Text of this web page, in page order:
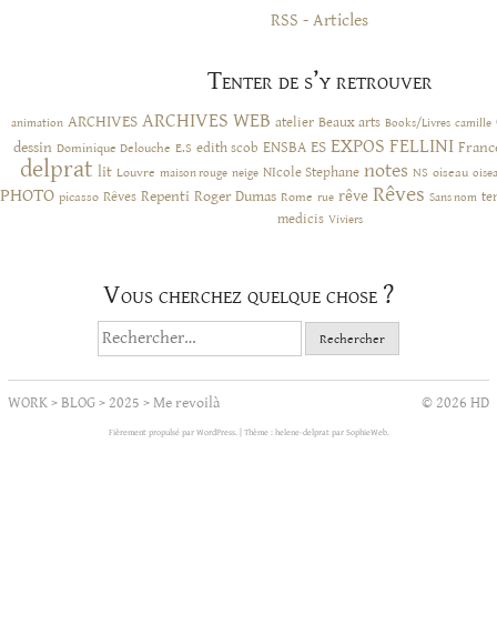
RSS - Articles
Tenter de s’y retrouver
animation ARCHIVES ARCHIVES WEB atelier Beaux arts Books/Livres camille
dessin Dominique Delouche E.S edith scob ENSBA ES EXPOS FELLINI
delprat lit Louvre maison rouge neige NIcole Stephane notes NS oiseau
PHOTO picasso Rêves Repenti Roger Dumas Rome rue rêve Rêves Sans nom
medicis Viviers
Vous cherchez quelque chose ?
Rechercher :
WORK>BLOG> 2025 >Me revoilà © 2026 HD
Fièrement propulsé par WordPress. Thème : helene-delprat par SophieWeb.